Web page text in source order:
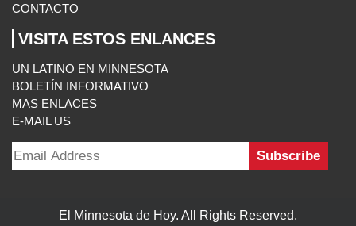
CONTACTO
VISITA ESTOS ENLANCES
UN LATINO EN MINNESOTA
BOLETÍN INFORMATIVO
MAS ENLACES
E-MAIL US
El Minnesota de Hoy. All Rights Reserved.